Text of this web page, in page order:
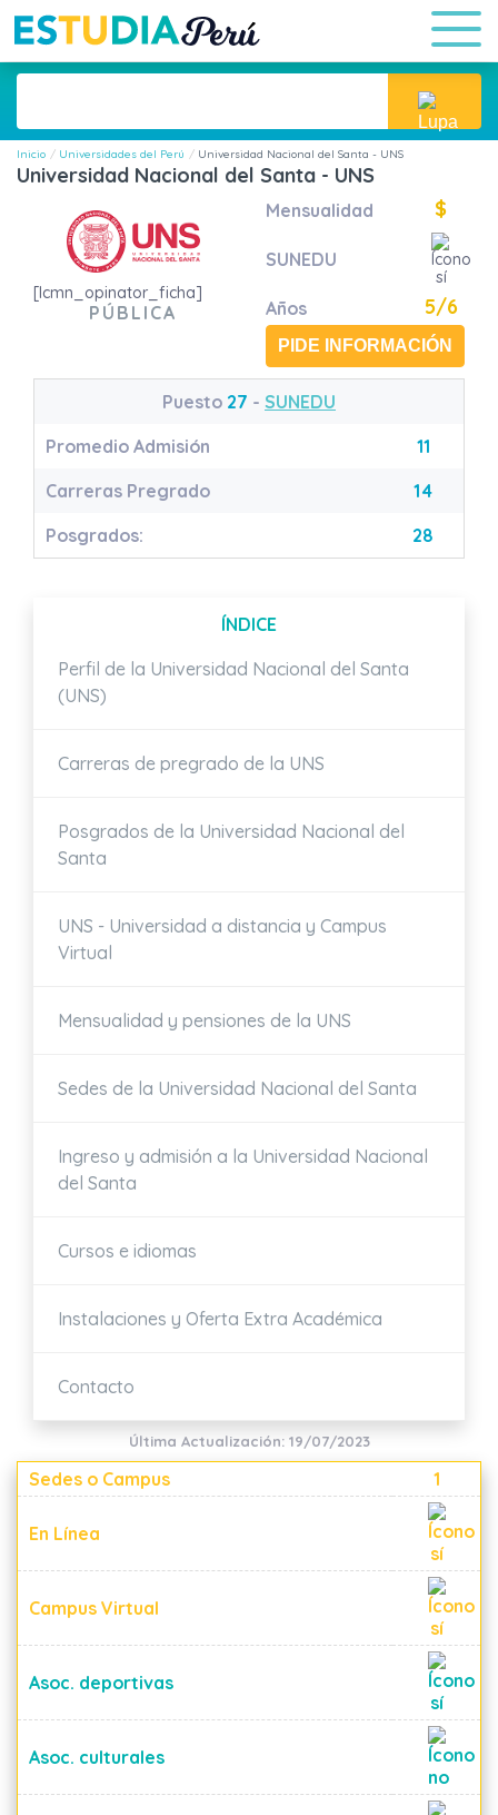
Inicio Universidades del Perú Universidad Nacional del Santa - UNS
Universidad Nacional del Santa - UNS
[lcmn_opinator_ficha]
PÚBLICA
Mensualidad $
SUNEDU
Años 5/6
PIDE INFORMACIÓN
Puesto 27 - SUNEDU
Promedio Admisión
11
Carreras Pregrado
14
Posgrados:
28
ÍNDICE
Perfil de la Universidad Nacional del Santa
(UNS)
Carreras de pregrado de la UNS
Posgrados de la Universidad Nacional del
Santa
UNS - Universidad a distancia y Campus
Virtual
Mensualidad y pensiones de la UNS
Sedes de la Universidad Nacional del Santa
Ingreso y admisión a la Universidad Nacional
del Santa
Cursos e idiomas
Instalaciones y Oferta Extra Académica
Contacto
Última Actualización: 19/07/2023
Sedes o Campus 1
En Línea
Campus Virtual
Asoc. deportivas
Asoc. culturales